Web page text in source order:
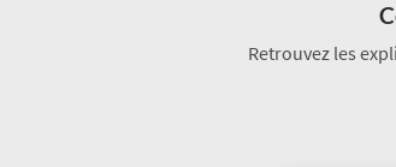
​Retrouvez les